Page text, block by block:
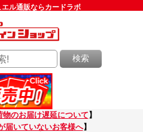
ル通販ならカードラボ
検索
のお届け遅延について 】
届いていないお客様へ】